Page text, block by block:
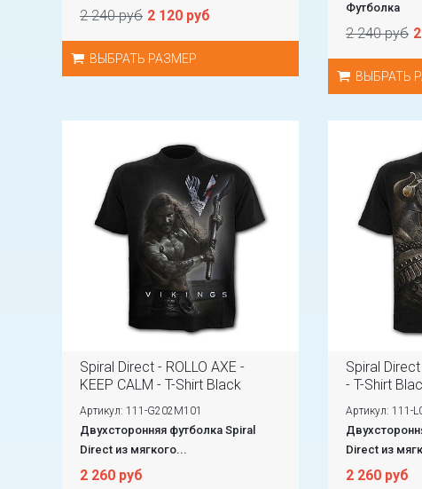
2 240 руб 2 120 руб
ВЫБРАТЬ РАЗМЕР
Футболка
2 240 руб
ВЫБРАТЬ
Spiral Direct - ROLLO AXE -
KEEP CALM - T-Shirt Black
Артикул: 111-G202M101
Двухсторонняя футболка Spiral
Direct из мягкого...
2 260 руб
Spiral
- T-Shirt
Артикул: 111-
Direct из
2 260 руб